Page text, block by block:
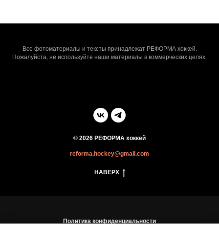
Все фотоматериалы и тексты принадлежат РЕФОРМА хоккей.
Пожалуйста, не используйте наши материалы в коммерческих целях.
© 2026 РЕФОРМА хоккей
reforma.hockey@gmail.com
НАВЕРХ
Политика конфиденциальности